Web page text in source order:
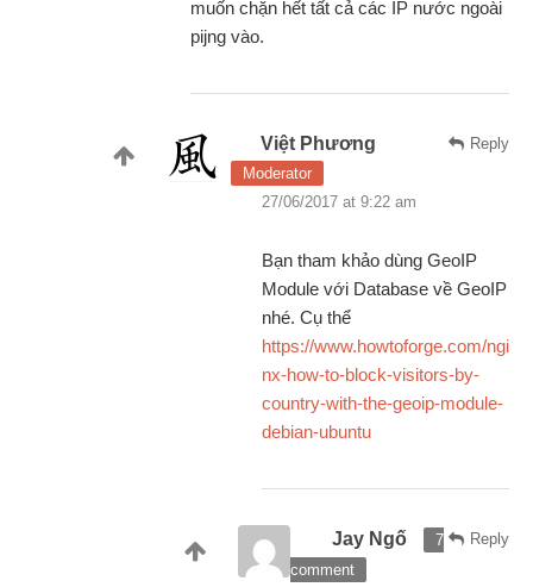
muốn chặn hết tất cả các IP nước ngoài
pijng vào.
Reply
Việt Phương
Moderator
27/06/2017 at 9:22 am
Bạn tham khảo dùng GeoIP
Module với Database về GeoIP
nhé. Cụ thể
https://www.howtoforge.com/ngi
nx-how-to-block-visitors-by-
country-with-the-geoip-module-
debian-ubuntu
Reply
Jay Ngố
7
comment